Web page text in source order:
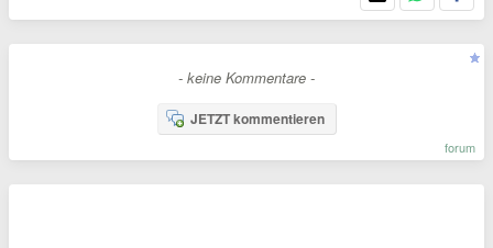
- keine Kommentare -
JETZT kommentieren
forum